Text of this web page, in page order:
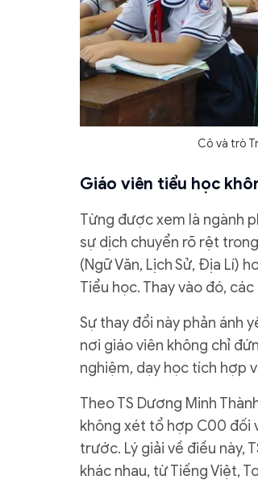
Cô và trò
Giáo viên tiểu học
Từng được xem là ngành
sự dịch chuyển rõ rệt
(Ngữ Văn, Lịch Sử, Địa Lí)
Tiểu học. Thay vào đó,
Sự thay đổi này phản ánh
nơi giáo viên không chỉ
nghiệm, dạy học tích hợp
Theo TS Dương Minh
không xét tổ hợp C00 đối
trước. Lý giải về điều này,
khác nhau, từ Tiếng Việt,